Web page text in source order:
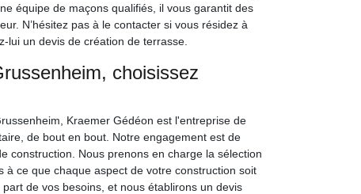
équipe de maçons qualifiés, il vous garantit des
N’hésitez pas à le contacter si vous résidez à
lui un devis de création de terrasse.
choisissez
Kraemer Gédéon est l'entreprise de
de bout en bout. Notre engagement est de
construction. Nous prenons en charge la sélection
ce que chaque aspect de votre construction soit
de vos besoins, et nous établirons un devis